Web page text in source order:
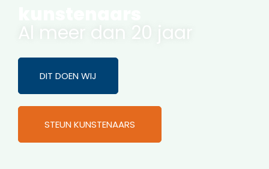
Al meer dan 20 jaar
DIT DOEN WIJ
STEUN KUNSTENAARS